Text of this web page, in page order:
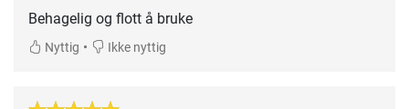
Behagelig og flott å bruke
Nyttig • Ikke nyttig